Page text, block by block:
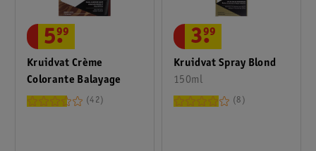
Kruidvat Crème
Colorante Balayage
5.
99
42
Kruidvat Spray Blond
150ml
3.
99
8